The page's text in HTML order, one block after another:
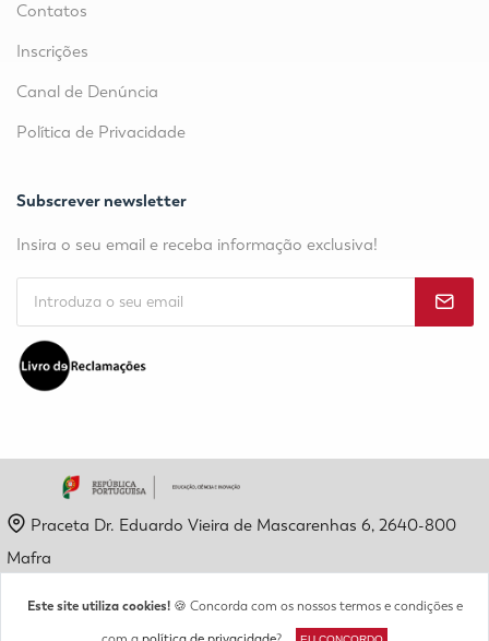
Contatos
Inscrições
Canal de Denúncia
Política de Privacidade
Subscrever newsletter
Insira o seu email e receba informação exclusiva!
Praceta Dr. Eduardo Vieira de Mascarenhas 6, 2640-800
Mafra
Este site utiliza cookies!🍪 Concorda com os nossos termos e condições e